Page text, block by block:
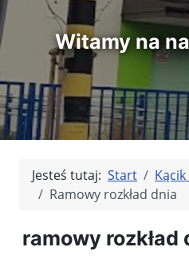
Witamy na
Jesteś tutaj: Start
Ramowy rozkład dnia
ramowy rozkład